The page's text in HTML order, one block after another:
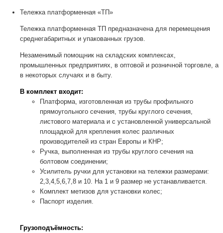
Тележка платформенная «ТП»
Тележка платформенная ТП предназначена для перемещения
среднегабаритных и упакованных грузов.
Незаменимый помощник на складских комплексах,
промышленных предприятиях, в оптовой и розничной торговле, а
в некоторых случаях и в быту.
В комплект входит:
Платформа, изготовленная из трубы профильного
прямоугольного сечения, трубы круглого сечения,
листового материала и с установленной универсальной
площадкой для крепления колес различных
производителей из стран Европы и КНР;
Ручка, выполненная из трубы круглого сечения на
болтовом соединении;
Усилитель ручки для установки на тележки размерами:
2,3,4,5,6,7,8 и 10. На 1 и 9 размер не устанавливается.
Комплект метизов для установки колес;
Паспорт изделия.
Грузоподъёмность: